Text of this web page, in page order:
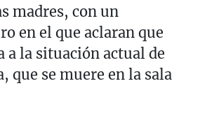
madres, con un
en el que aclaran que
a la situación actual de
que se muere en la sala